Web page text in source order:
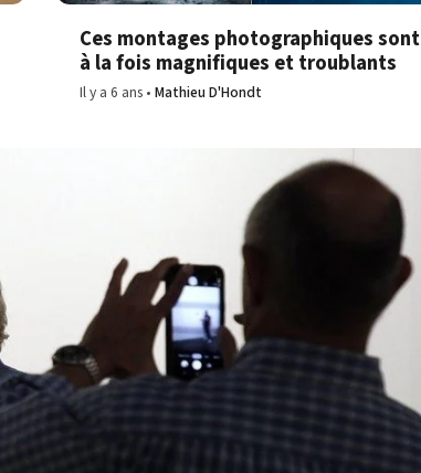
Ces montages photographiques sont
à la fois magnifiques et troublants
Il y a 6 ans Mathieu D'Hondt